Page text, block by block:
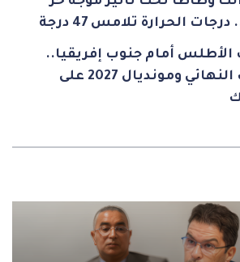
الحرارة تلامس 47 درجة
الأطلس أمام جنوب إفريقيا..
نصف النهائي ومونديال 2027 على